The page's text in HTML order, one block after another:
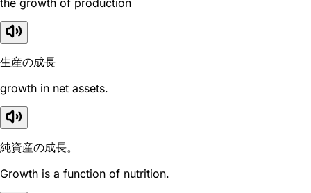
the growth of production
生産の成長
growth in net assets.
純資産の成長。
Growth is a function of nutrition.